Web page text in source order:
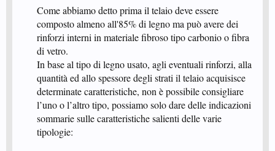
Come abbiamo detto prima il telaio deve essere
composto almeno all'85% di legno ma può avere dei
rinforzi interni in materiale fibroso tipo carbonio o fibra
di vetro.
In base al tipo di legno usato, agli eventuali rinforzi, alla
quantità ed allo spessore degli strati il telaio acquisisce
determinate caratteristiche, non è possibile consigliare
l’uno o l’altro tipo, possiamo solo dare delle indicazioni
sommarie sulle caratteristiche salienti delle varie
tipologie:​